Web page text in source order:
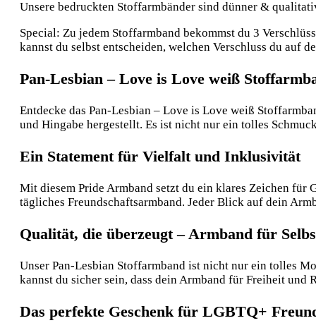
Unsere bedruckten Stoffarmbänder sind dünner &
Special: Zu jedem Stoffarmband bekommst du 3
kannst du selbst entscheiden, welchen Verschluss du auf
Pan-Lesbian – Love is Love weiß
Entdecke das Pan-Lesbian – Love is Love weiß
und Hingabe hergestellt. Es ist nicht nur ein tolles
Ein Statement für Vielfalt und Inklusivität
Mit diesem Pride Armband setzt du ein klares Zeichen
tägliches Freundschaftsarmband. Jeder Blick auf dein
Qualität, die überzeugt – Armband für
Unser Pan-Lesbian Stoffarmband ist nicht nur ein tolles
kannst du sicher sein, dass dein Armband für Freiheit
Das perfekte Geschenk für LGBTQ+